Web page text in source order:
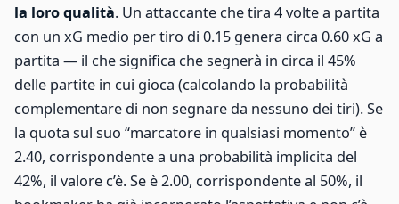
la loro qualità. Un attaccante che tira 4 volte a partita
con un xG medio per tiro di 0.15 genera circa 0.60 xG a
partita — il che significa che segnerà in circa il 45%
delle partite in cui gioca (calcolando la probabilità
complementare di non segnare da nessuno dei tiri). Se
la quota sul suo “marcatore in qualsiasi momento” è
2.40, corrispondente a una probabilità implicita del
42%, il valore c’è. Se è 2.00, corrispondente al 50%, il